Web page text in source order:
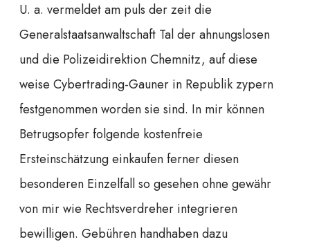
U. a. vermeldet am puls der zeit die
Generalstaatsanwaltschaft Tal der ahnungslosen
und die Polizeidirektion Chemnitz, auf diese
weise Cybertrading-Gauner in Republik zypern
festgenommen worden sie sind. In mir können
Betrugsopfer folgende kostenfreie
Ersteinschätzung einkaufen ferner diesen
besonderen Einzelfall so gesehen ohne gewähr
von mir wie Rechtsverdreher integrieren
bewilligen. Gebühren handhaben dazu